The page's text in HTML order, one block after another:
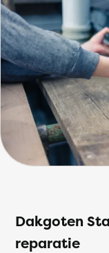
Dakgoten
reparatie